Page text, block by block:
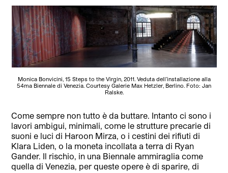
Monica Bonvicini, 15 Steps to the Virgin, 2011. Veduta dell’installazione alla
54ma Biennale di Venezia. Courtesy Galerie Max Hetzler, Berlino. Foto: Jan
Ralske.
Come sempre non tutto è da buttare. Intanto ci sono i
lavori ambigui, minimali, come le strutture precarie di
suoni e luci di Haroon Mirza, o i cestini dei rifiuti di
Klara Liden, o la moneta incollata a terra di Ryan
Gander. Il rischio, in una Biennale ammiraglia come
quella di Venezia, per queste opere è di sparire, di